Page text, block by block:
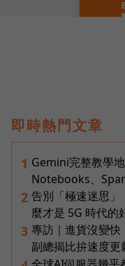
即時熱門文章
1 Gemini完整教學
Notebooks、
2 告別「極速迷思
麼才是 5G 時代的
3 專訪｜進貨沒變
副總揭比拚速度更